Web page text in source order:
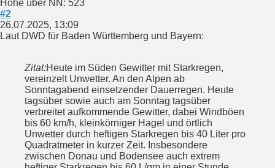
Höhe über NN: 523
#2
26.07.2025, 13:09
Laut DWD für Baden Württemberg und Bayern:
Zitat:Heute im Süden Gewitter mit Starkregen,
vereinzelt Unwetter. An den Alpen ab
Sonntagabend einsetzender Dauerregen. Heute
tagsüber sowie auch am Sonntag tagsüber
verbreitet aufkommende Gewitter, dabei Windböen
bis 60 km/h, kleinkörniger Hagel und örtlich
Unwetter durch heftigen Starkregen bis 40 Liter pro
Quadratmeter in kurzer Zeit. Insbesondere
zwischen Donau und Bodensee auch extrem